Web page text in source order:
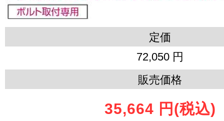
定価
72,050 円
販売価格
35,664 円 (税込)